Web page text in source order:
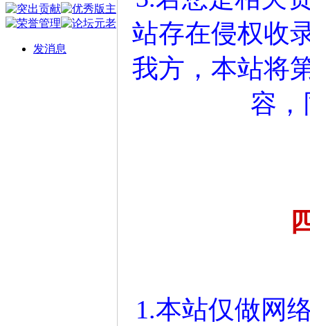
发消息
站存在侵权收
我方，本站将
容
1.本站仅做网